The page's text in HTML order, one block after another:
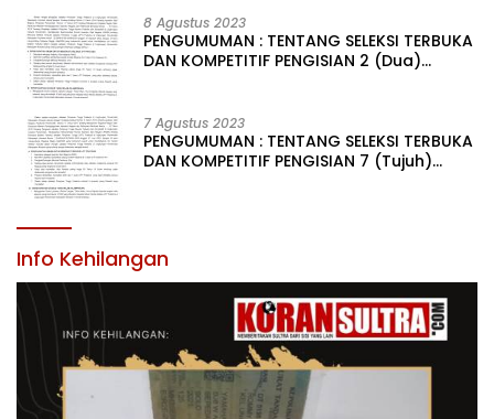
LINGKUNGAN PEMERINTAH DAERAH KABUPATEN KONAWE
8 Agustus 2023
PENGUMUMAN : TENTANG SELEKSI TERBUKA
DAN KOMPETITIF PENGISIAN 2 (Dua)
KABUPATEN KONAWE
7 Agustus 2023
PENGUMUMAN : TENTANG SELEKSI TERBUKA
DAN KOMPETITIF PENGISIAN 7 (Tujuh)
Info Kehilangan